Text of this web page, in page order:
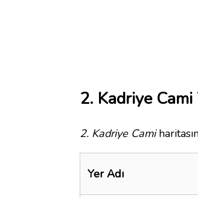
2. Kadriye Cami
2. Kadriye Cami
Yer Adı